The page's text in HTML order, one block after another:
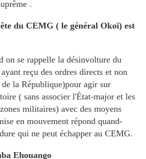
.
du CEMG ( le général Okoï) est
on se rappelle la désinvolture du
reçu des ordres directs et non
la République)pour agir sur
( sans associer l'État-major et les
militaires) avec des moyens
en mouvement répond quand-
qui ne peut échapper au CEMG.
Ehouango